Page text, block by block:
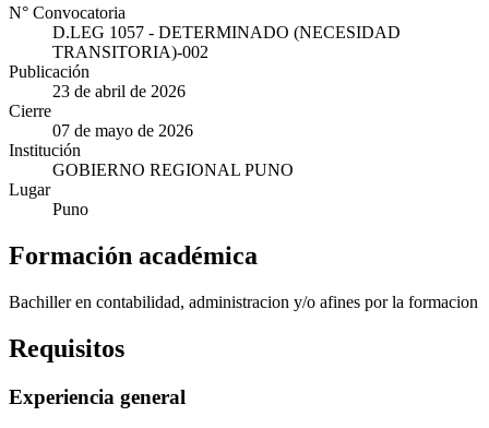
N° Convocatoria
D.LEG 1057 - DETERMINADO (NECESIDAD
TRANSITORIA)-002
Publicación
23 de abril de 2026
Cierre
07 de mayo de 2026
Institución
GOBIERNO REGIONAL PUNO
Lugar
Puno
Formación académica
Bachiller en contabilidad, administracion y/o afines por la formacion
Requisitos
Experiencia general